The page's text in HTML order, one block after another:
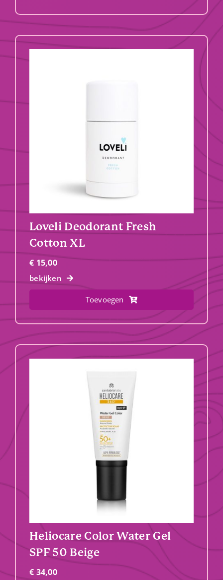
Loveli Deodorant Fresh
Cotton XL
€ 15,00
bekijken
Toevoegen
Heliocare Color Water Gel
SPF 50 Beige
€ 34,00